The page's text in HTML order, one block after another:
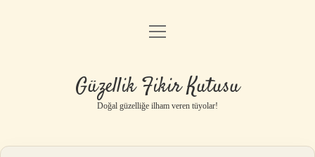
Anasayfa
Yasal Uyarı
menüyü
Güzellik Fikir Kutusu
Doğal güzelliğe ilham veren tüyolar!